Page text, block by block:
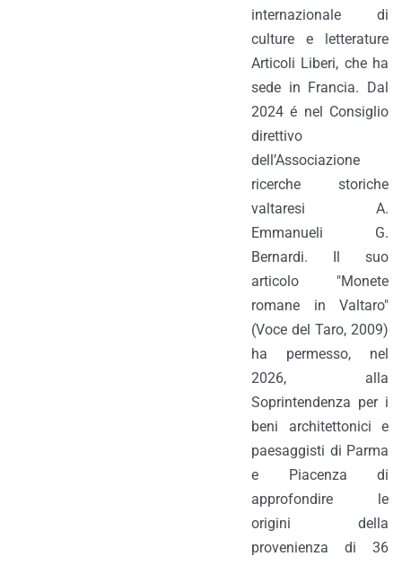
internazionale di
culture e letterature
Articoli Liberi, che ha
sede in Francia. Dal
2024 é nel Consiglio
direttivo
dell’Associazione
ricerche storiche
valtaresi A.
Emmanueli G.
Bernardi. Il suo
articolo "Monete
romane in Valtaro"
(Voce del Taro, 2009)
ha permesso, nel
2026, alla
Soprintendenza per i
beni architettonici e
paesaggisti di Parma
e Piacenza di
approfondire le
origini della
provenienza di 36